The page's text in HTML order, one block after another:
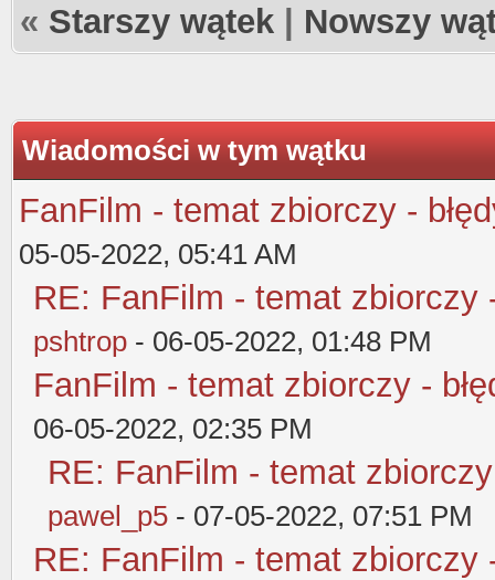
« Starszy wątek Nowszy
Wiadomości w tym wątku
FanFilm - temat zbiorczy -
05-05-2022, 05:41 AM
RE: FanFilm - temat zbiorczy
pshtrop - 06-05-2022, 01:48 PM
FanFilm - temat zbiorczy -
06-05-2022, 02:35 PM
RE: FanFilm - temat
pawel_p5 - 07-05-2022, 07:51 PM
RE: FanFilm - temat zbiorczy